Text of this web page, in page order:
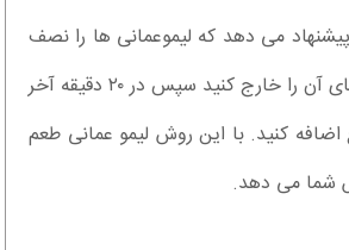
می دهد که لیموعمانی ها را نصف
کرده و سپس تخم های آن را خارج کنید سپس در ۲۰ دقیقه آخر
کنید. با این روش لیمو عمانی طعم
شما می دهد.